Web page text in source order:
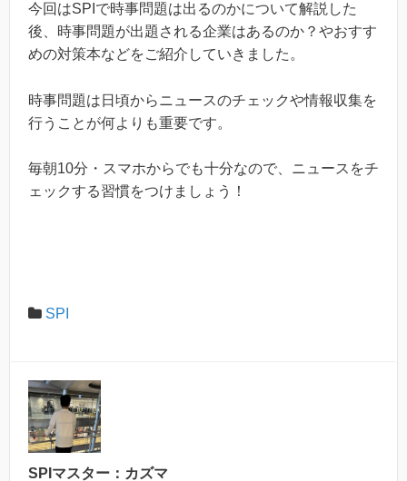
今回はSPIで時事問題は出るのかについて解説した
後、時事問題が出題される企業はあるのか？やおすす
めの対策本などをご紹介していきました。
時事問題は日頃からニュースのチェックや情報収集を
行うことが何よりも重要です。
毎朝10分・スマホからでも十分なので、ニュースをチ
ェックする習慣をつけましょう！
SPI
SPIマスター：カズマ